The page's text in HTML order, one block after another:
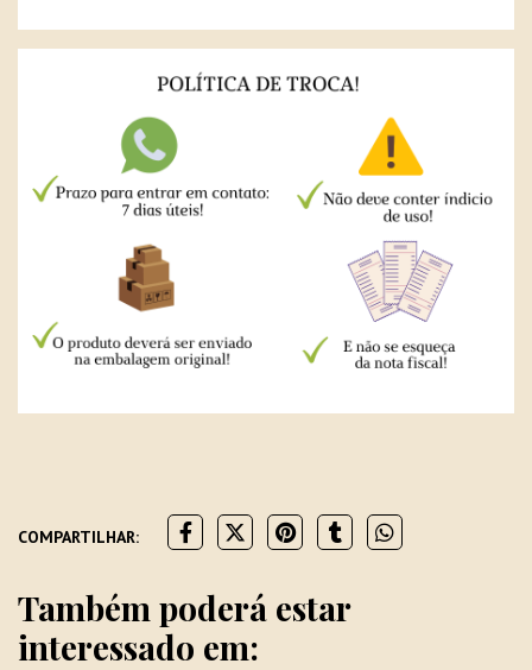
COMPARTILHAR:
Também poderá estar
interessado em: